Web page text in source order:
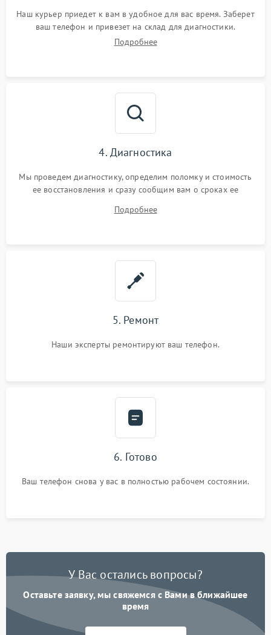
Наш курьер приедет к вам в удобное для вас время. Заберет
ваш телефон и привезет на склад для диагностики.
Подробнее
4. Диагностика
Мы проведем диагностику, определим поломку и стоимость
ее восстановления и сразу сообщим вам о сроках ее
Подробнее
5. Ремонт
Наши эксперты ремонтируют ваш телефон.
6. Готово
Ваш телефон снова у вас в полностью рабочем состоянии.
У Вас остались вопросы?
Оставьте заявку, мы свяжемся с Вами в ближайшее
время